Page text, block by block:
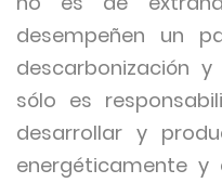
desempeñen un
descarbonización
sólo es
desarrollar y
energéticamente